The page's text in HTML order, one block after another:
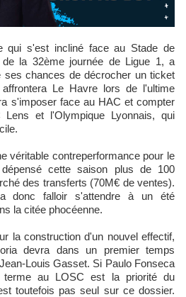
la 32ème journée de Ligue 1, a
ses chances de décrocher un ticket
Le Havre lors de l'ultime
s'imposer face au HAC et compter
et l'Olympique Lyonnais, qui
véritable contreperformance pour le
cette saison plus de 100
des transferts (70M€ de ventes).
donc falloir s'attendre à un été
la citée phocéenne.
la construction d'un nouvel effectif,
devra dans un premier temps
Louis Gasset. Si Paulo Fonseca
au LOSC est la priorité du
toutefois pas seul sur ce dossier.